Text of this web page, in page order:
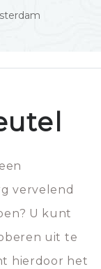
vervelend
U kunt
uit te
hierdoor het